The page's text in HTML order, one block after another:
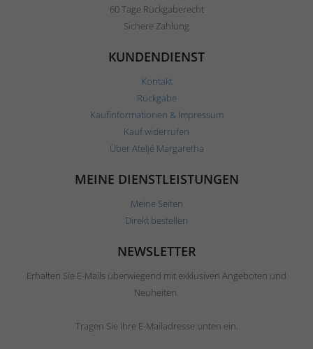
60 Tage Rückgaberecht
Sichere Zahlung
KUNDENDIENST
Kontakt
Rückgabe
Kaufinformationen & Impressum
Kauf widerrufen
Über Ateljé Margaretha
MEINE DIENSTLEISTUNGEN
Meine Seiten
Direkt bestellen
NEWSLETTER
Erhalten Sie E-Mails überwiegend mit exklusiven Angeboten und
Neuheiten.
Tragen Sie Ihre E-Mailadresse unten ein.